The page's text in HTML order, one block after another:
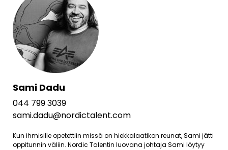
Sami Dadu
044 799 3039
sami.dadu@nordictalent.com
Kun ihmisille opetettiin missä on hiekkalaatikon reunat, Sami jätti
oppitunnin väliin. Nordic Talentin luovana johtaja Sami löytyy